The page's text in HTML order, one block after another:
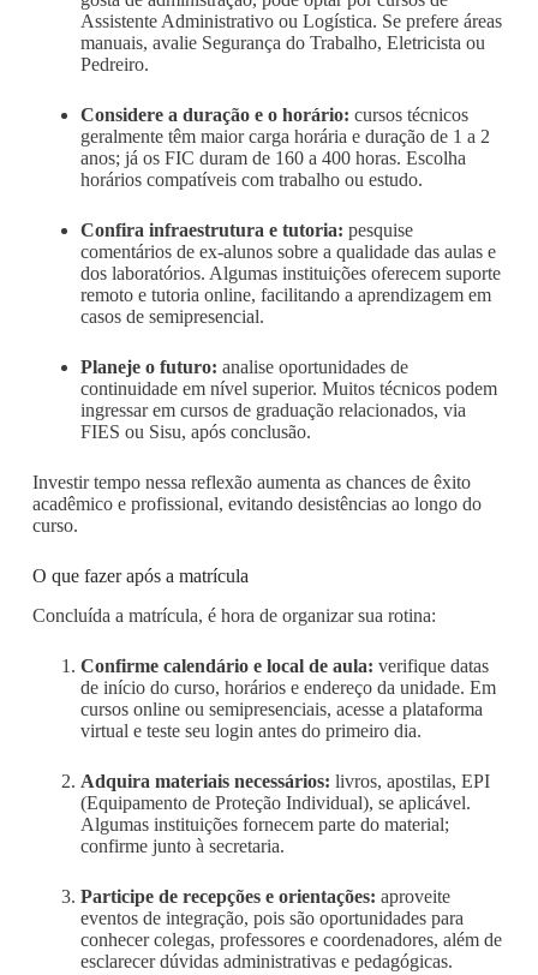
Assistente Administrativo ou Logística. Se prefere áreas
manuais, avalie Segurança do Trabalho, Eletricista ou
Pedreiro.
Considere a duração e o horário: cursos técnicos
geralmente têm maior carga horária e duração de 1 a 2
anos; já os FIC duram de 160 a 400 horas. Escolha
horários compatíveis com trabalho ou estudo.
Confira infraestrutura e tutoria: pesquise
comentários de ex-alunos sobre a qualidade das aulas e
dos laboratórios. Algumas instituições oferecem suporte
remoto e tutoria online, facilitando a aprendizagem em
casos de semipresencial.
Planeje o futuro: analise oportunidades de
continuidade em nível superior. Muitos técnicos podem
ingressar em cursos de graduação relacionados, via
FIES ou Sisu, após conclusão.
Investir tempo nessa reflexão aumenta as chances de êxito
acadêmico e profissional, evitando desistências ao longo do
curso.
O que fazer após a matrícula
Concluída a matrícula, é hora de organizar sua rotina:
Confirme calendário e local de aula: verifique datas
de início do curso, horários e endereço da unidade. Em
cursos online ou semipresenciais, acesse a plataforma
virtual e teste seu login antes do primeiro dia.
Adquira materiais necessários: livros, apostilas, EPI
(Equipamento de Proteção Individual), se aplicável.
Algumas instituições fornecem parte do material;
confirme junto à secretaria.
Participe de recepções e orientações: aproveite
eventos de integração, pois são oportunidades para
conhecer colegas, professores e coordenadores, além de
esclarecer dúvidas administrativas e pedagógicas.